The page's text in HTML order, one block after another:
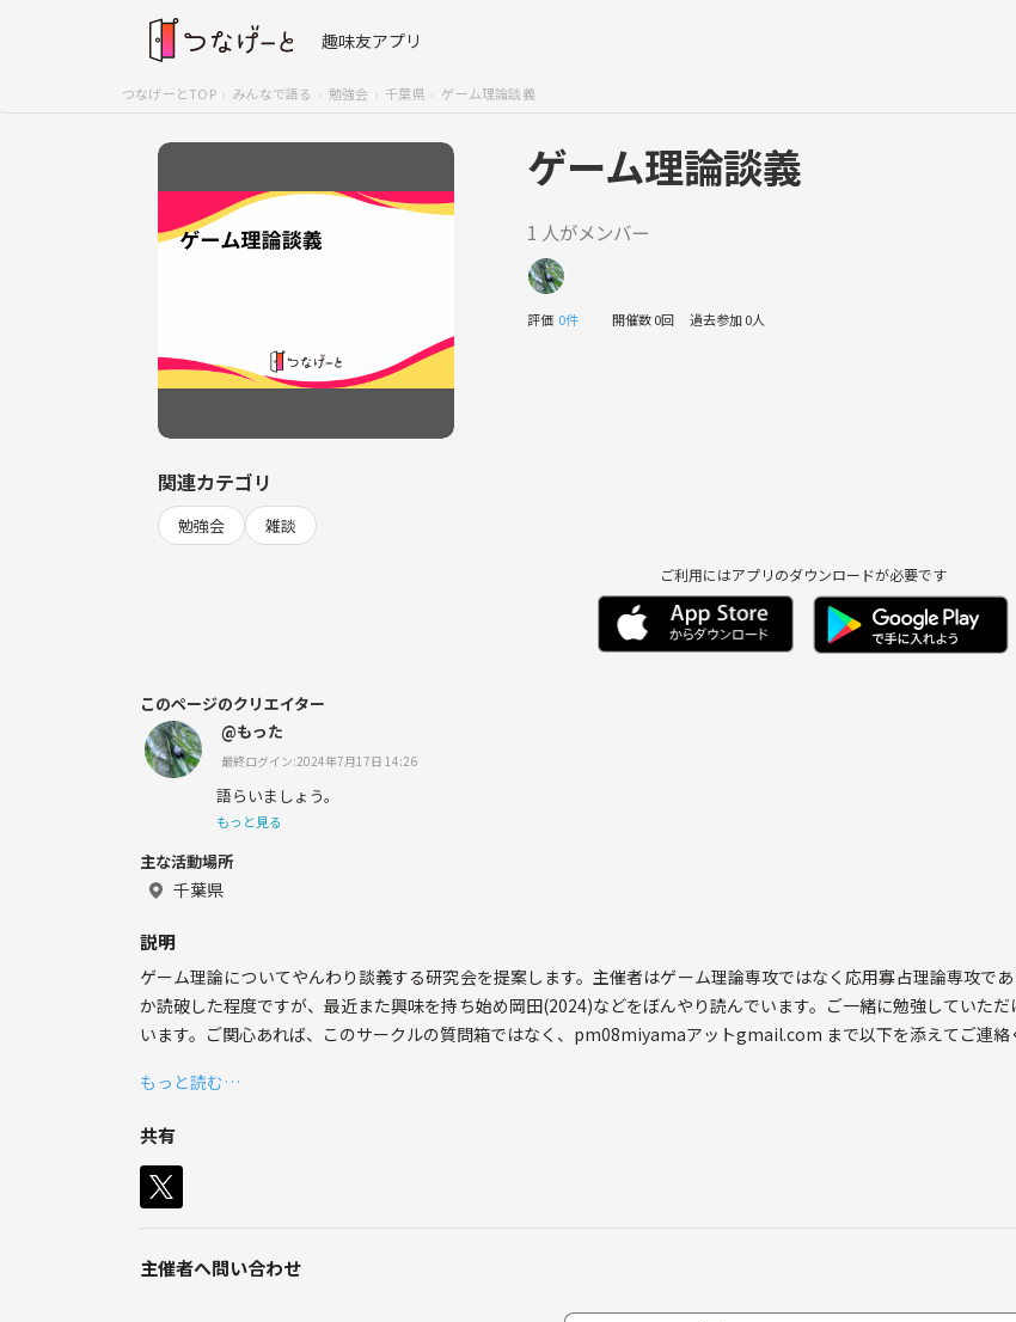
趣味友アプリ
つなげーとTOP みんなで語る 勉強会 千葉県 ゲーム理論談義
ゲーム理論談義
1 人がメンバー
評価 0件 開催数 0回 過去参加 0人
関連カテゴリ
勉強会 雑談
ご利用にはアプリのダウンロードが必要です
このページのクリエイター
@もった
最終ログイン:2024年7月17日 14:26
語らいましょう。
もっと見る
主な活動場所
千葉県
説明
ゲーム理論についてやんわり談義する研究会を提案します。主催者はゲーム理論専攻ではなく応用寡占理論専攻で
か読破した程度ですが、最近また興味を持ち始め岡田(2024)などをぼんやり読んでいます。ご一緒に勉強していた
います。ご関心あれば、このサークルの質問箱ではなく、pm08miyamaアットgmail.com まで以下を添えてご連絡
②年齢または年代、性別
④現状でのゲーム理論の理解度（自己申告、どのような表現でも可）
⑤学生の場合は、所属（学部or研究科名、学年）。社会人の場合は、業種と職種。
⑥質問など
もっと読む…
共有
主催者へ問い合わせ